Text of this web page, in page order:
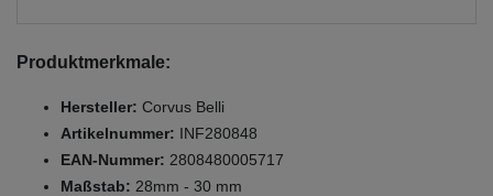
Produktmerkmale:
Hersteller: Corvus Belli
Artikelnummer: INF280848
EAN-Nummer: 2808480005717
Maßstab: 28mm - 30 mm